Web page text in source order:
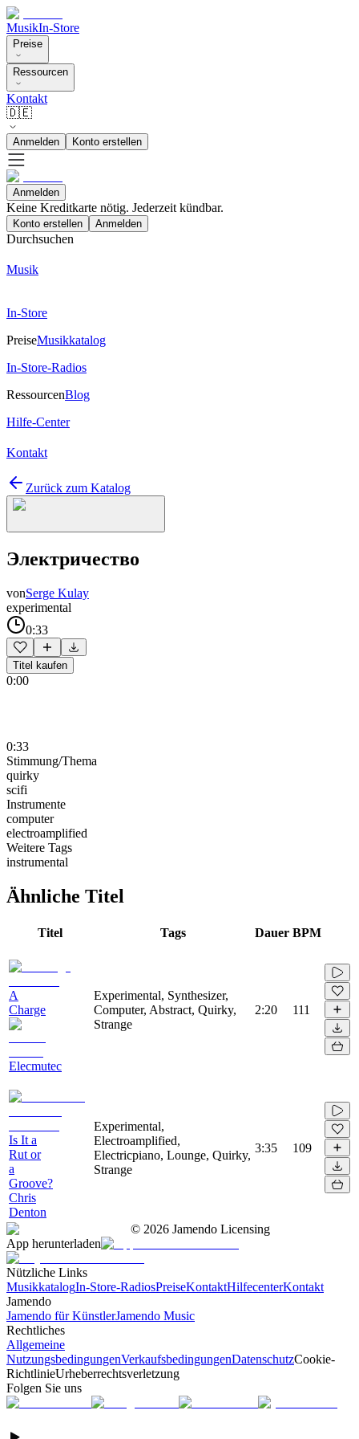
MusikIn-Store
Preise
Ressourcen
Kontakt
🇩🇪
Anmelden Konto erstellen
Anmelden
Keine Kreditkarte nötig. Jederzeit kündbar.
Konto erstellen Anmelden
Durchsuchen
Musik
In-Store
PreiseMusikkatalog
In-Store-Radios
RessourcenBlog
Hilfe-Center
Kontakt
Zurück zum Katalog
Электричество
vonSerge Kulay
experimental
0:33
Titel kaufen
0:00
0:33
Stimmung/Thema
quirky
scifi
Instrumente
computer
electroamplified
Weitere Tags
instrumental
Ähnliche Titel
Titel Tags Dauer BPM
A
Charge
Elecmutec
Experimental, Synthesizer,
Computer, Abstract, Quirky,
Strange
2:20 111
Is It a
Rut or
a
Groove?
Chris
Denton
Experimental,
Electroamplified,
Electricpiano, Lounge, Quirky,
Strange
3:35 109
© 2026 Jamendo Licensing
App herunterladen
Nützliche Links
MusikkatalogIn-Store-RadiosPreiseKontaktHilfecenterKontakt
Jamendo
Jamendo für KünstlerJamendo Music
Rechtliches
Allgemeine
NutzungsbedingungenVerkaufsbedingungenDatenschutzCookie-
RichtlinieUrheberrechtsverletzung
Folgen Sie uns